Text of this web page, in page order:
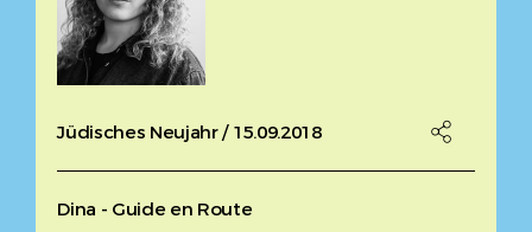
Jüdisches Neujahr / 15.09.2018 
Dina - Guide en Route